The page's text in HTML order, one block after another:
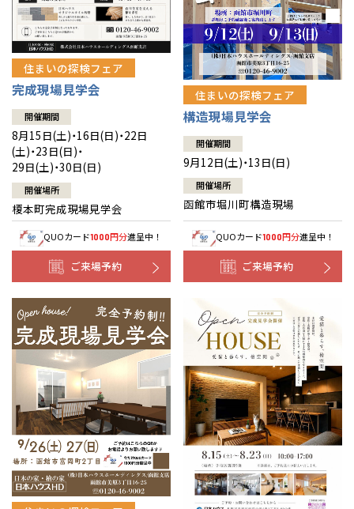
採用情報
住まいの探検フェア
完成現場見学会
開催期間
8月15日(土)・16日(日)・22日
(土)・23日(日)・
29日(土)・30日(日)
開催場所
榎本町完成現場見学会
QUOカード1000円分進呈中！
ご来場予約
住まいの探検フェア
構造現場見学会
開催期間
9月12日(土)・13日(日)
開催場所
函館市堀川町構造現場
QUOカード1000円分進呈中！
ご来場予約